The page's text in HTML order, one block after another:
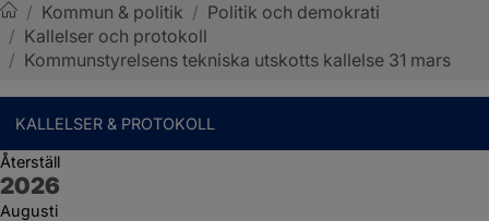
Sotenäs kommun
/ Kommun & politik / Politik och demokrati
/ Kallelser och protokoll
/ Kommunstyrelsens tekniska utskotts kallelse 31 mars
KALLELSER & PROTOKOLL
Återställ
År:
2026
Augusti